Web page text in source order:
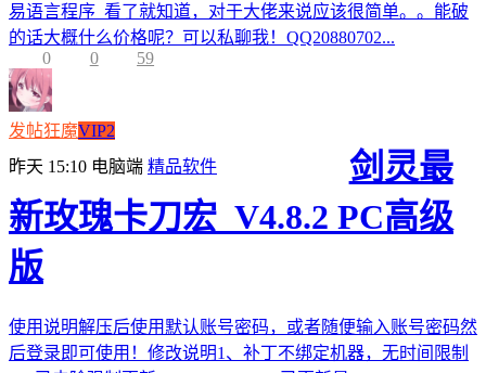
易语言程序 看了就知道，对于大佬来说应该很简单。。能破
的话大概什么价格呢？可以私聊我！QQ20880702...
0
0 59
发帖狂魔VIP2
昨天 15:10 电脑端 精品软件
剑灵最
新玫瑰卡刀宏_V4.8.2 PC高级
版
使用说明解压后使用默认账号密码，或者随便输入账号密码然
后登录即可使用！修改说明1、补丁不绑定机器，无时间限制